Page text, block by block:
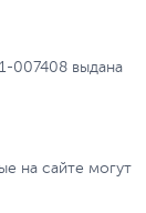
007408 выдана
на сайте могут